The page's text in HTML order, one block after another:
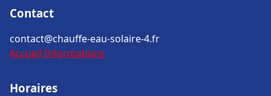
Contact
contact@chauffe-eau-solaire-4.fr
Accueil Informations
Horaires